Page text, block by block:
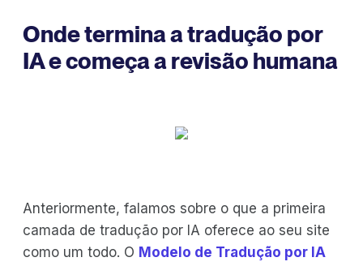
Onde termina a tradução por
IA e começa a revisão humana
Anteriormente, falamos sobre o que a primeira
camada de tradução por IA oferece ao seu site
como um todo. O Modelo de Tradução por IA